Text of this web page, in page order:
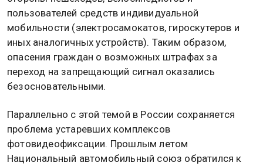
пользователей средств индивидуальной
мобильности (электросамокатов, гироскутеров и
иных аналогичных устройств). Таким образом,
опасения граждан о возможных штрафах за
переход на запрещающий сигнал оказались
безосновательными.
Параллельно с этой темой в России сохраняется
проблема устаревших комплексов
фотовидеофиксации. Прошлым летом
Национальный автомобильный союз обратился к